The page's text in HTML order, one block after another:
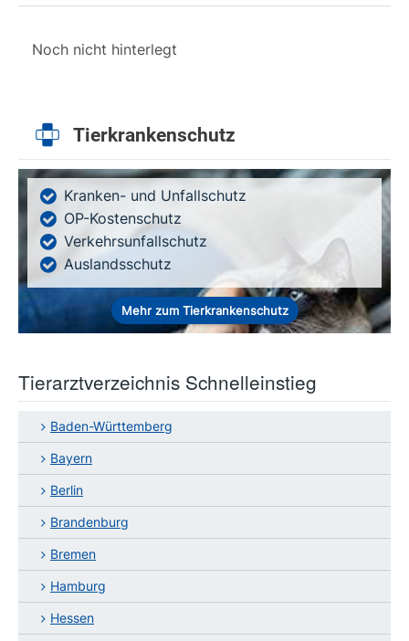
Noch nicht hinterlegt
Tierkrankenschutz
Kranken- und Unfallschutz
OP-Kostenschutz
Verkehrsunfallschutz
Auslandsschutz
Mehr zum Tierkrankenschutz
Tierarztverzeichnis Schnelleinstieg
Baden-Württemberg
Bayern
Berlin
Brandenburg
Bremen
Hamburg
Hessen